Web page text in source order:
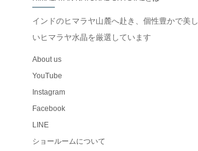
インドのヒマラヤ山麓へ赴き、個性豊かで美し
いヒマラヤ水晶を厳選しています
About us
YouTube
Instagram
Facebook
LINE
ショールームについて